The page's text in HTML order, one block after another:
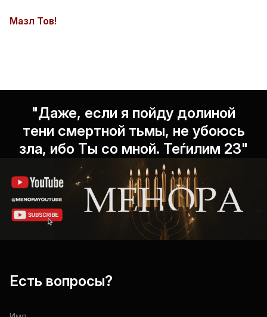
Мазл Тов!
"Даже, если я пойду долиной
тени смертной тьмы, не убоюсь
зла, ибо Ты со мной. Теѓилим 23"
Есть вопросы?